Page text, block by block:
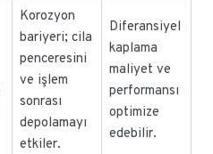
Korozyon
bariyeri; cila
penceresini
ve işlem
sonrası
depolamayı
etkiler.
Diferansiyel
kaplama
maliyet ve
performansı
optimize
edebilir.